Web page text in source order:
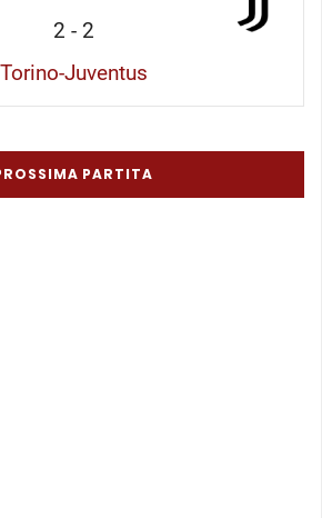
2 - 2
Torino-Juventus
PARTITA